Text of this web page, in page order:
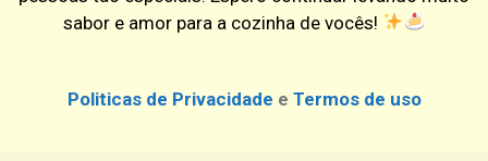
sabor e amor para a cozinha de vocês!
Politicas de Privacidade e Termos de uso